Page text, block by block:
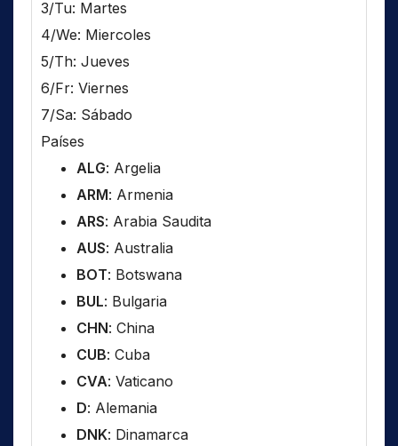
3/Tu: Martes
4/We: Miercoles
5/Th: Jueves
6/Fr: Viernes
7/Sa: Sábado
Países
ALG: Argelia
ARM: Armenia
ARS: Arabia Saudita
AUS: Australia
BOT: Botswana
BUL: Bulgaria
CHN: China
CUB: Cuba
CVA: Vaticano
D: Alemania
DNK: Dinamarca